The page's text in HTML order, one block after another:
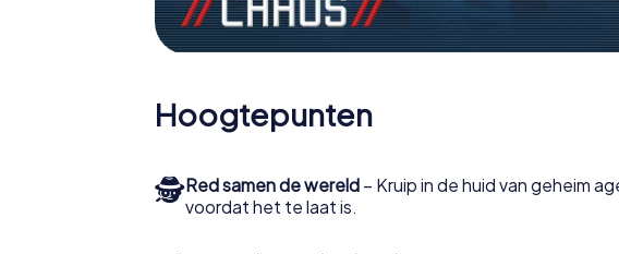
Hoogtepunten
🕵Red samen de wereld – Kruip in de huid van geheim
voordat het te laat is.